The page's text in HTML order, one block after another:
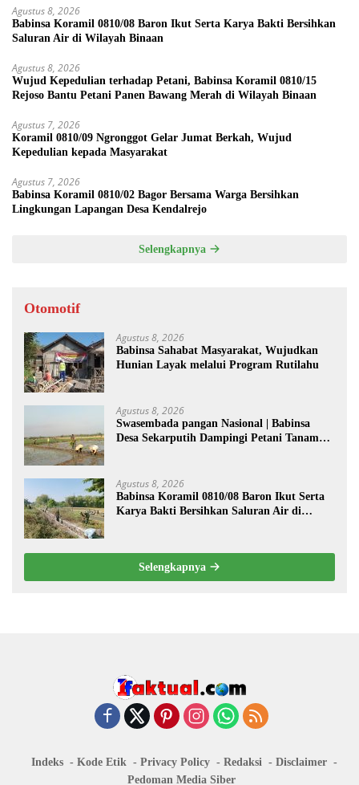
Agustus 8, 2026
Babinsa Koramil 0810/08 Baron Ikut Serta Karya Bakti Bersihkan
Saluran Air di Wilayah Binaan
Agustus 8, 2026
Wujud Kepedulian terhadap Petani, Babinsa Koramil 0810/15
Rejoso Bantu Petani Panen Bawang Merah di Wilayah Binaan
Agustus 7, 2026
Koramil 0810/09 Ngronggot Gelar Jumat Berkah, Wujud
Kepedulian kepada Masyarakat
Agustus 7, 2026
Babinsa Koramil 0810/02 Bagor Bersama Warga Bersihkan
Lingkungan Lapangan Desa Kendalrejo
Selengkapnya
Otomotif
Agustus 8, 2026
Babinsa Sahabat Masyarakat, Wujudkan
Hunian Layak melalui Program Rutilahu
Agustus 8, 2026
Swasembada pangan Nasional | Babinsa
Desa Sekarputih Dampingi Petani Tanam
Agustus 8, 2026
Babinsa Koramil 0810/08 Baron Ikut Serta
Karya Bakti Bersihkan Saluran Air di
Selengkapnya
Indeks Kode Etik Privacy Policy Redaksi
Disclaimer
Pedoman Media Siber